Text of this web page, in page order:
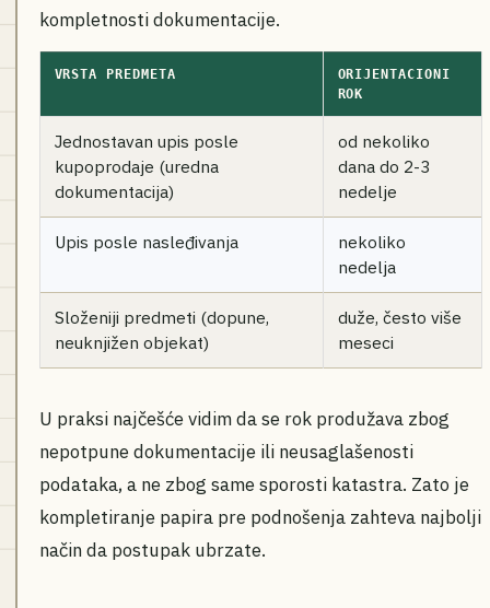
kompletnosti dokumentacije.
VRSTA PREDMETA
ORIJENTACIONI
ROK
Jednostavan upis posle
kupoprodaje (uredna
dokumentacija)
od nekoliko
dana do 2-3
nedelje
Upis posle nasleđivanja
nekoliko
nedelja
Složeniji predmeti (dopune,
neuknjižen objekat)
duže, često više
meseci
U praksi najčešće vidim da se rok produžava zbog
nepotpune dokumentacije ili neusaglašenosti
podataka, a ne zbog same sporosti katastra. Zato je
kompletiranje papira pre podnošenja zahteva najbolji
način da postupak ubrzate.